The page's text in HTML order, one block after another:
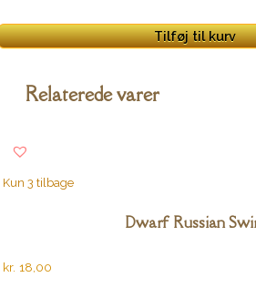
Tilføj til kurv
Relaterede varer
Kun 3 tilbage
Dwarf Russian
kr. 18,00